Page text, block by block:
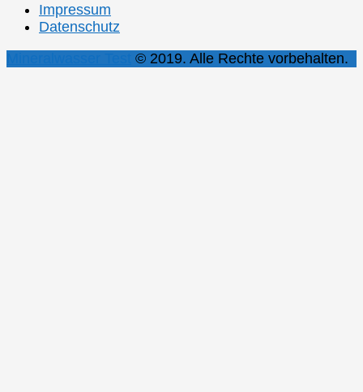
Impressum
Datenschutz
© 2019. Alle Rechte vorbehalten.